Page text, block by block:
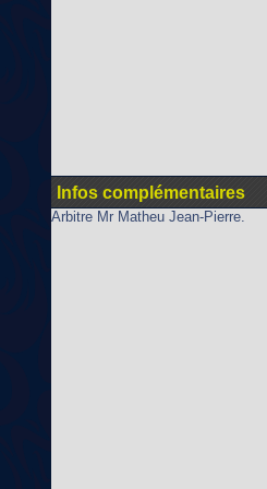
Infos complémentaires
Arbitre Mr Matheu Jean-Pierre.